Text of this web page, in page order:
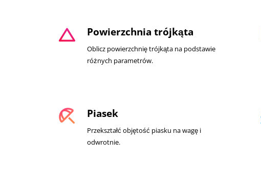
change_history Powierzchnia trójkąta
Oblicz powierzchnię trójkąta na podstawie
różnych parametrów.
beach_access Piasek
Przekształć objętość piasku na wagę i
odwrotnie.